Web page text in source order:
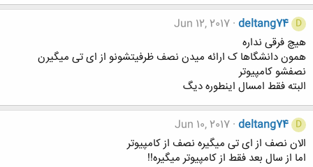
D
deltang74
Jun 12, 2017
هیچ فرقی نداره
همون دانشگاها ک ارائه میدن نصف ظرفیتشونو از ای تی میگیرن
نصفشو کامپیوتر
البته فقط امسال اینطوره دیگ
D
deltang74
Jun 10, 2017
الان نصف از ای تی میگیره نصف از کامپیوتر
اما از سال بعد فقط از کامپیوتر میگیره!!